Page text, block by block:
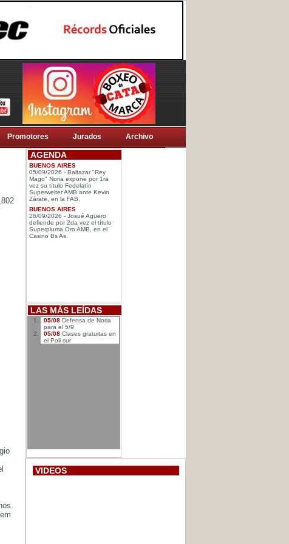
Promotores Jurados Archivo
AGENDA
BUENOS AIRES
05/09/2026 - Baltazar "Rey
Mago" Noria expone por 1ra
vez su título Fedelatín
Superwelter AMB ante Kevin
Zárate, en la FAB.
BUENOS AIRES
26/09/2026 - Josué Agüero
defiende por 2da vez el título
Superpluma Oro AMB, en el
Casino Bs As.
LAS MÁS LEÍDAS
05/08 Defensa de Noria
para el 5/9
05/08 Clases gratuitas en
el Poli sur
VIDEOS